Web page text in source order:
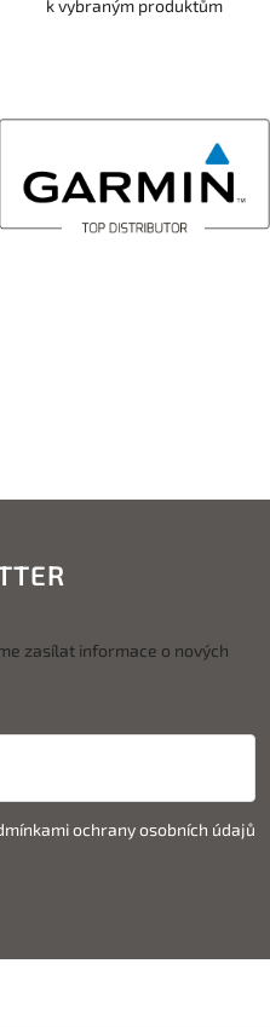
k vybraným produktům
zasílat informace o nových
ochrany osobních údajů